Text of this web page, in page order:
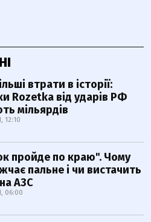
втрати в історії:
Rozetka від ударів РФ
мільярдів
12:10
пройде по краю". Чому
пальне і чи вистачить
АЗС
06:00